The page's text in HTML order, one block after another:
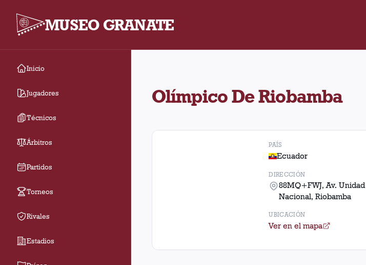
MUSEO GRANATE
Inicio
Jugadores
Técnicos
Árbitros
Partidos
Torneos
Rivales
Estadios
Olímpico De Riobamba
PAÍS
Ecuador
DIRECCIÓN
88MQ+FWJ, Av. Unidad
Nacional, Riobamba
UBICACIÓN
Ver en el mapa